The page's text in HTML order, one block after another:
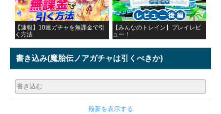
【速報】10連ガチャを無課金で引
く方法
【みんなのトレイン】プレイレビ
ュー！
書き込み(魔胎伝ノアガチャは引くべきか)
最新を表示する